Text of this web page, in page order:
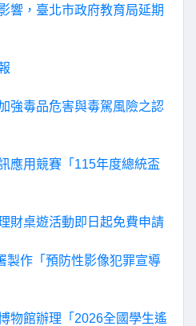
響，臺北市政府教育局延期
強毒品危害與毒駕風險之認
應用競賽「115年度總統盃
財桌遊活動即日起免費申請
製作「預防性影像犯罪宣導
物館辦理「2026全國學生遙